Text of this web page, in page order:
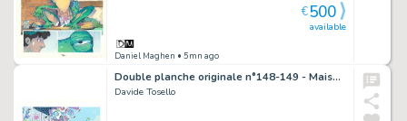
Daniel Maghen • 5mn ago
available
€500
Double planche originale n°148-149 - Maison Croa Croa
Davide Tosello